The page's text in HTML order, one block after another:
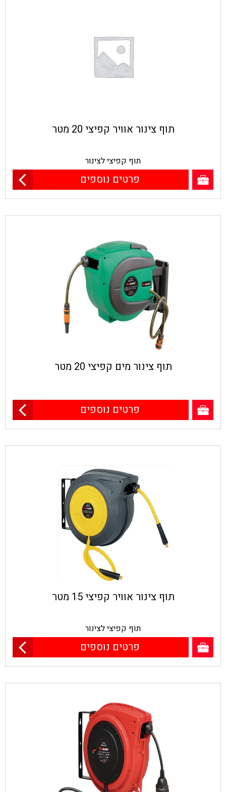
תוף צינור אוויר קפיצי 20 מטר
תוף קפיצי לצינור
פרטים נוספים
תוף צינור מים קפיצי 20 מטר
פרטים נוספים
תוף צינור אוויר קפיצי 15 מטר
תוף קפיצי לצינור
פרטים נוספים